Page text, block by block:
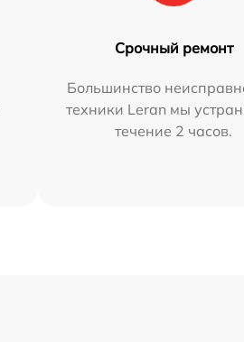
Срочный ремонт
Большинство
техники Leran мы
течение 2 часов.